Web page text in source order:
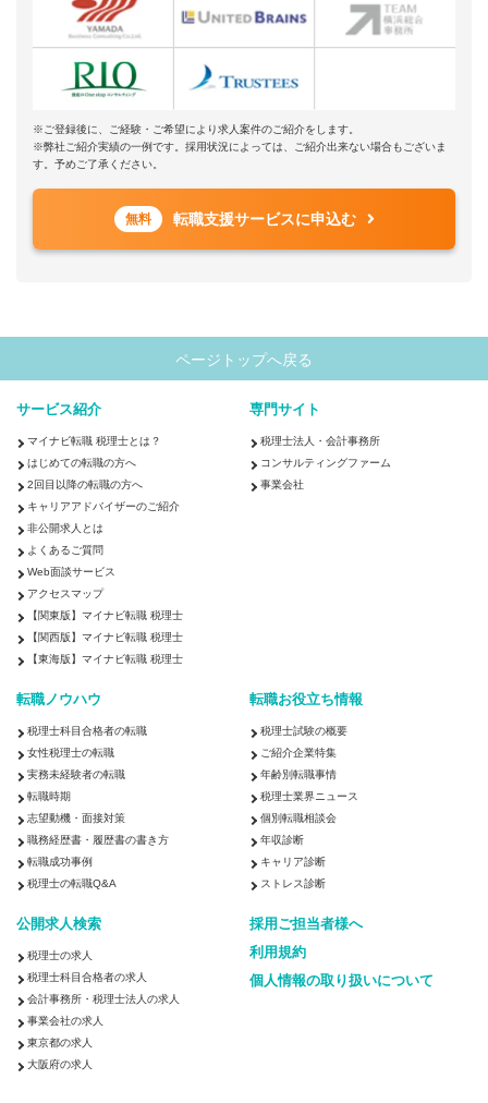
※ご登録後に、ご経験・ご希望により求人案件のご紹介をします。
※弊社ご紹介実績の一例です。採用状況によっては、ご紹介出来ない場合もございま
す。予めご了承ください。
無料 転職支援サービスに申込む
ページトップへ戻る
サービス紹介
マイナビ転職 税理士とは？
はじめての転職の方へ
2回目以降の転職の方へ
キャリアアドバイザーのご紹介
非公開求人とは
よくあるご質問
Web面談サービス
アクセスマップ
【関東版】マイナビ転職 税理士
【関西版】マイナビ転職 税理士
【東海版】マイナビ転職 税理士
専門サイト
税理士法人・会計事務所
コンサルティングファーム
事業会社
転職ノウハウ
税理士科目合格者の転職
女性税理士の転職
実務未経験者の転職
転職時期
志望動機・面接対策
職務経歴書・履歴書の書き方
転職成功事例
税理士の転職Q&A
転職お役立ち情報
税理士試験の概要
ご紹介企業特集
年齢別転職事情
税理士業界ニュース
個別転職相談会
年収診断
キャリア診断
ストレス診断
公開求人検索
税理士の求人
税理士科目合格者の求人
会計事務所・税理士法人の求人
事業会社の求人
東京都の求人
大阪府の求人
採用ご担当者様へ
利用規約
個人情報の取り扱いについて